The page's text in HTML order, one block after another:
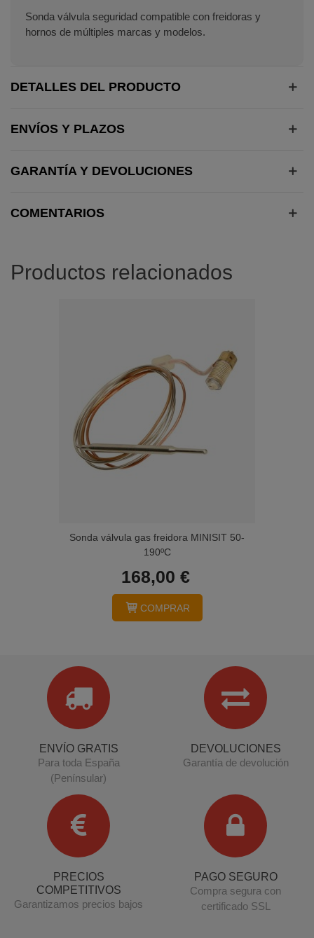
Sonda válvula seguridad compatible con freidoras y
hornos de múltiples marcas y modelos.
DETALLES DEL PRODUCTO
ENVÍOS Y PLAZOS
GARANTÍA Y DEVOLUCIONES
COMENTARIOS
Productos relacionados
Sonda válvula gas freidora MINISIT 50-
190ºC
168,00 €
COMPRAR
ENVÍO GRATIS
Para toda España
(Penínsular)
DEVOLUCIONES
Garantía de devolución
PRECIOS
COMPETITIVOS
Garantizamos precios bajos
PAGO SEGURO
Compra segura con
certificado SSL